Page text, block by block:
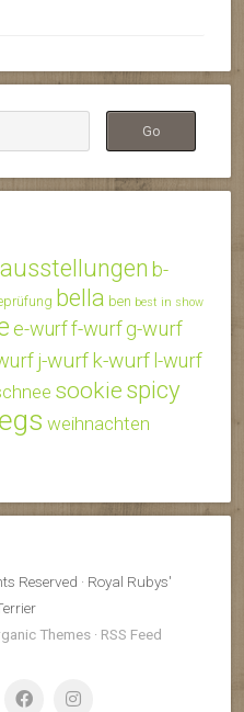
ausstellungen b-
bella ben best in show
e-wurff-wurfg-wurf
j-wurfk-wurf l-wurf
sookie spicy
weihnachten
Reserved · Royal Rubys'
Themes · RSS Feed